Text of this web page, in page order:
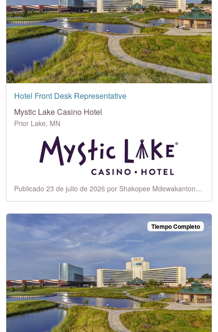
Hotel Front Desk Representative
Mystic Lake Casino Hotel
Prior Lake, MN
Publicado 23 de julio de 2026 por Shakopee Mdewakanton Sioux Community
Tiempo Completo